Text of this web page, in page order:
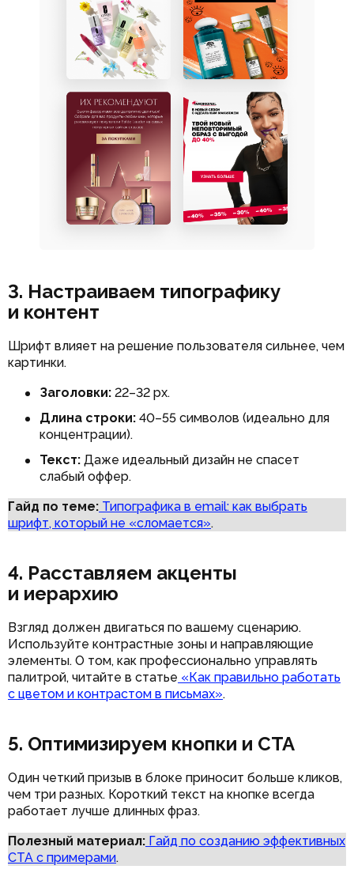
3. Настраиваем типографику
и контент
Шрифт влияет на решение пользователя сильнее, чем
картинки.
Заголовки: 22–32 px.
Длина строки: 40–55 символов (идеально для
концентрации).
Текст: Даже идеальный дизайн не спасет
слабый оффер.
Гайд по теме: Типографика в email: как выбрать
шрифт, который не «сломается».
4. Расставляем акценты
и иерархию
Взгляд должен двигаться по вашему сценарию.
Используйте контрастные зоны и направляющие
элементы. О том, как профессионально управлять
палитрой, читайте в статье «Как правильно работать
с цветом и контрастом в письмах».
5. Оптимизируем кнопки и CTA
Один четкий призыв в блоке приносит больше кликов,
чем три разных. Короткий текст на кнопке всегда
работает лучше длинных фраз.
Полезный материал: Гайд по созданию эффективных
CTA с примерами.